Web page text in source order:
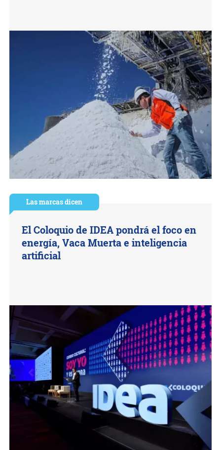
Las marcas dicen
El Coloquio de IDEA pondrá el foco en
energía, Vaca Muerta e inteligencia
artificial